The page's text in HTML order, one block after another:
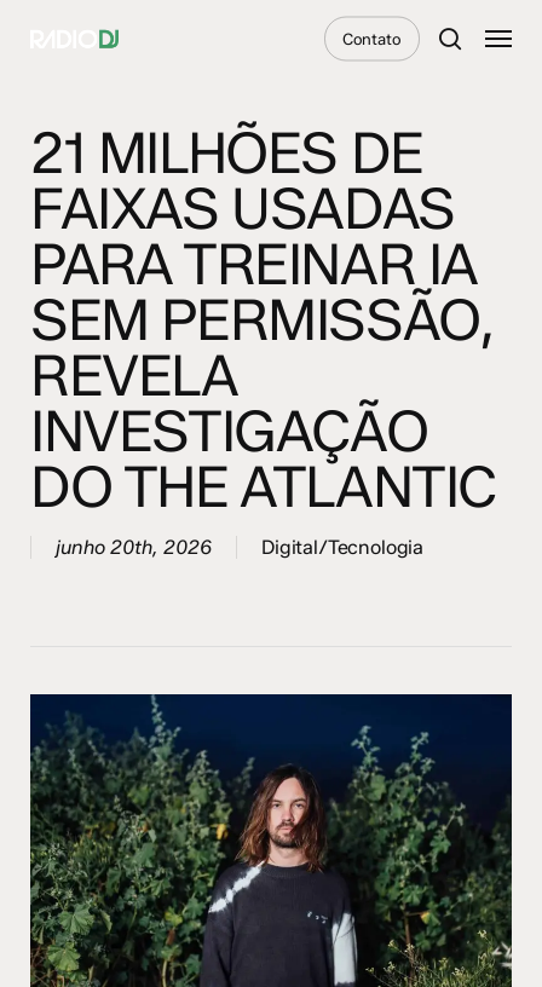
Contato
search
Menu
21 MILHÕES DE
FAIXAS USADAS
PARA TREINAR IA
SEM PERMISSÃO,
REVELA
INVESTIGAÇÃO
DO THE ATLANTIC
junho 20th, 2026 Digital/Tecnologia